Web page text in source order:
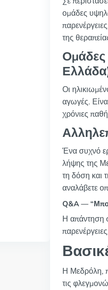
ομάδες
της
Οι
αγωγές.
χρόνιες
Ένα συχνό
λήψης της
τη δόση και
αναλάβετε
Q&A —
Η απάντηση
Η Μεδρόλη,
τις